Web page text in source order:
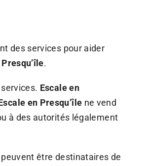
des services pour aider
.
Escale en
en Presqu’île ne vend
à des autorités légalement
être destinataires de